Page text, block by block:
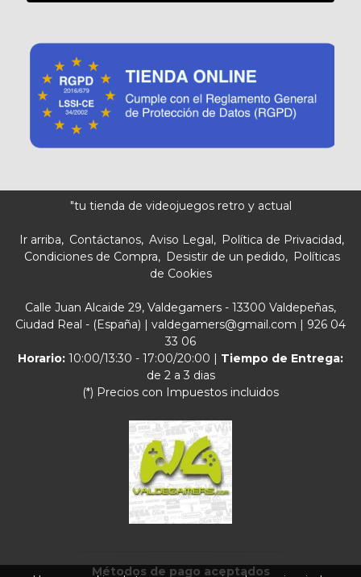
"tu tienda de videojuegos retro y actual
Ir arriba Contáctanos Aviso Legal
Política de Privacidad
Condiciones de Compra
Desistir de un pedido
Políticas
de Cookies
Calle Juan Alcaide 29, Valdegamers - 13300 Valdepeñas,
Ciudad Real - (España) | valdegamers@gmail.com | 926 04
33 06
Horario: 10:00/13:30 - 17:00/20:00 | Tiempo de Entrega:
de 2 a 3 dias
(*) Precios con Impuestos incluidos
Métodos de pago aceptados